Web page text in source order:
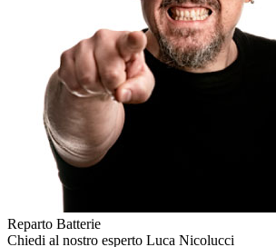
Reparto Batterie
Chiedi al nostro esperto Luca Nicolucci